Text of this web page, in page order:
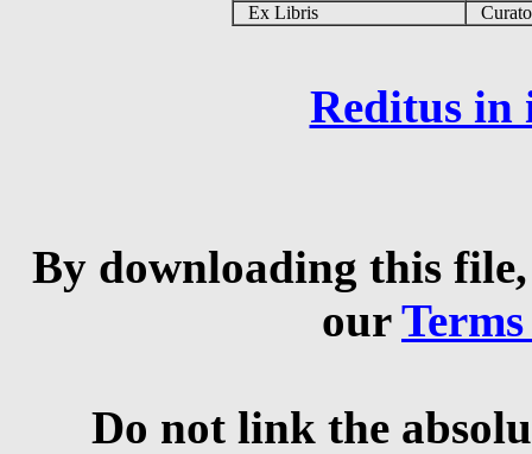
Ex Libris
Reditus in
By downloading this
our
Do not link the